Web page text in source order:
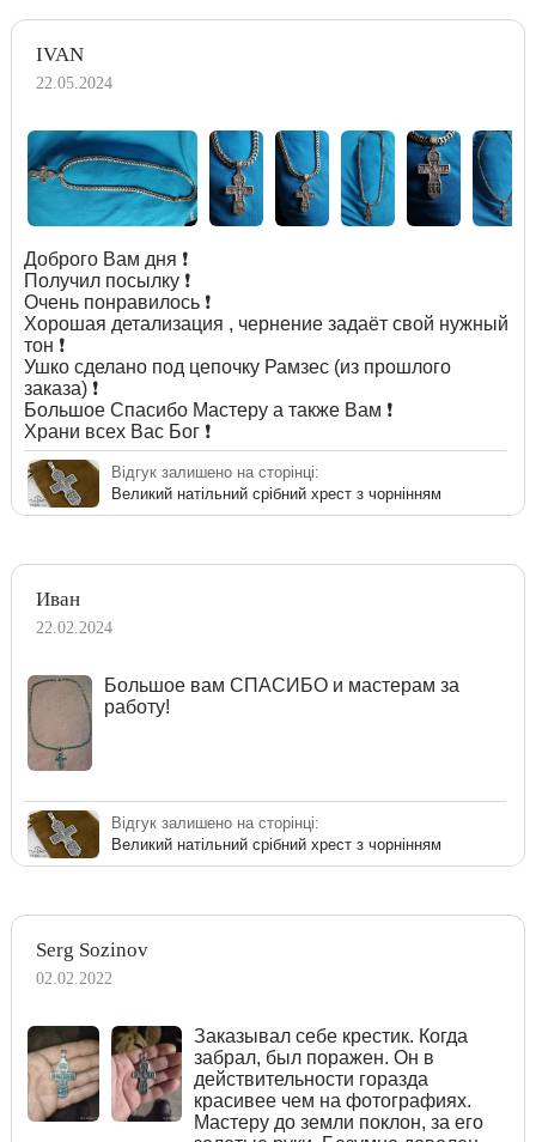
IVAN
22.05.2024
Доброго Вам дня ❗️
Получил посылку ❗️
Очень понравилось ❗️
Хорошая детализация , чернение задаёт свой нужный
тон ❗️
Ушко сделано под цепочку Рамзес (из прошлого
заказа) ❗️
Большое Спасибо Мастеру а также Вам ❗️
Храни всех Вас Бог ❗️
Відгук залишено на сторінці:
Великий натільний срібний хрест з чорнінням
Иван
22.02.2024
Большое вам СПАСИБО и мастерам за
работу!
Відгук залишено на сторінці:
Великий натільний срібний хрест з чорнінням
Serg Sozinov
02.02.2022
Заказывал себе крестик. Когда
забрал, был поражен. Он в
действительности горазда
красивее чем на фотографиях.
Мастеру до земли поклон, за его